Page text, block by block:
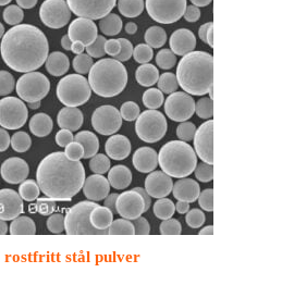
rostfritt stål pulver